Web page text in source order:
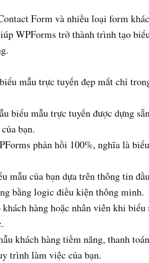
Form và nhiều loại form
WPForms trở thành trình tạo
mẫu trực tuyến đẹp mắt chỉ
biểu mẫu trực tuyến được dựng
bạn.
phản hồi 100%, nghĩa là
mẫu của bạn dựa trên thông tin
bằng logic điều kiện thông minh.
hàng hoặc nhân viên khi biểu
khách hàng tiềm năng, thanh
trình làm việc của bạn.